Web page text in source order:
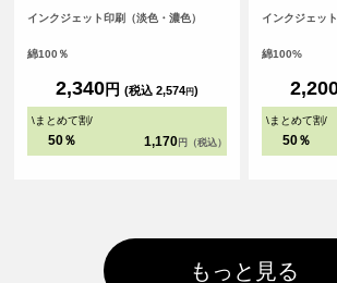
い」「透けない」「長持ちする」と
インクジェット印刷（淡色・濃色）
綿100％
2,340円 (税込 2,574円)
\まとめて割/
50％ 1,170 円（税込）
ジナルTシャ
インクジェッ
綿100%
\まとめて割/
50％
もっと見る